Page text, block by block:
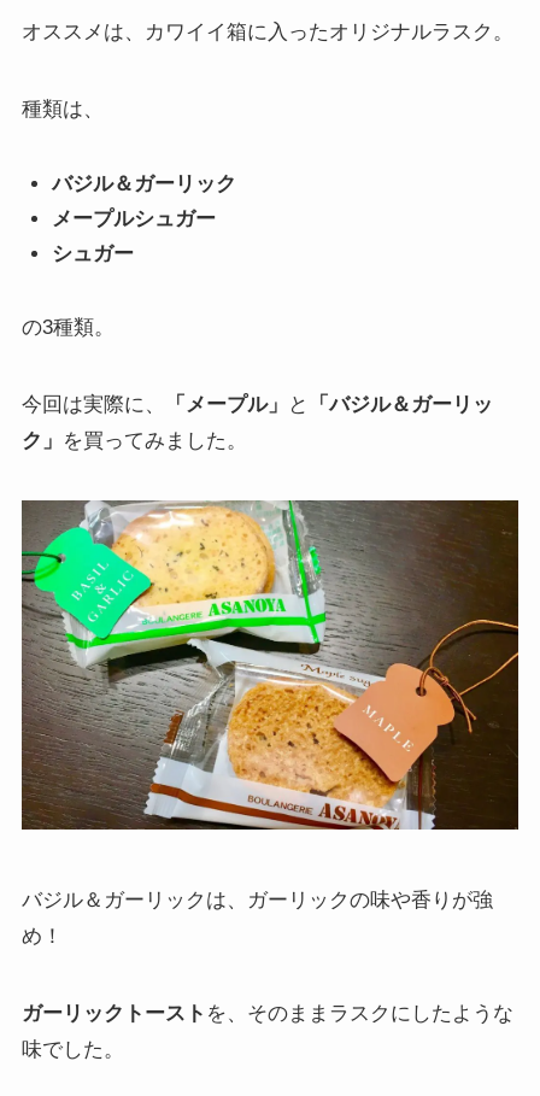
オススメは、カワイイ箱に入ったオリジナルラスク。
種類は、
バジル＆ガーリック
メープルシュガー
シュガー
の3種類。
今回は実際に、 「メープル」 と
「バジル＆ガーリッ
ク」 を買ってみました。
バジル＆ガーリックは、ガーリックの味や香りが強
め！
ガーリックトースト を、そのままラスクにしたような
味でした。